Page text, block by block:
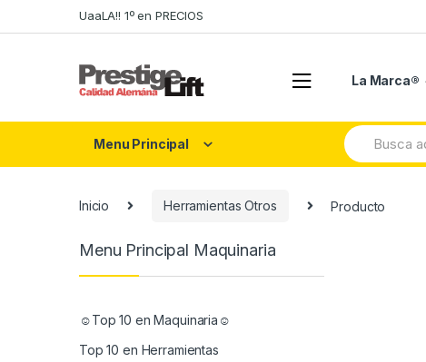
to
to
UaaLA!! 1º en PRECIOS
La Marca®
Menu Principal
Search
for:
Inicio Herramientas Otros Producto
Menu Principal Maquinaria
☺Top 10 en Maquinaria☺
Top 10 en Herramientas